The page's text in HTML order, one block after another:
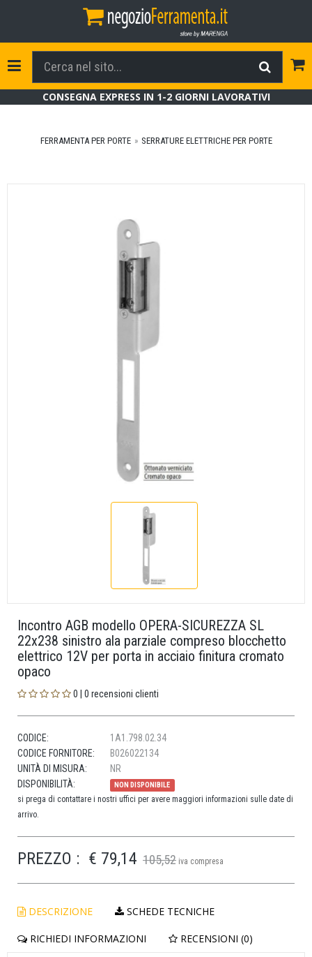
Toggle Navigation
CONSEGNA EXPRESS IN 1-2 GIORNI LAVORATIVI
FERRAMENTA PER PORTE SERRATURE ELETTRICHE PER PORTE
Incontro AGB modello OPERA-SICUREZZA SL
22x238 sinistro ala parziale compreso blocchetto
elettrico 12V per porta in acciaio finitura cromato
opaco
0 | 0 recensioni clienti
CODICE:
1A1.798.02.34
CODICE FORNITORE:
B026022134
UNITÀ DI MISURA:
NR
DISPONIBILITÀ:
NON DISPONIBILE
si prega di contattare i nostri uffici per avere maggiori informazioni sulle date di
arrivo.
PREZZO : € 79,14 105,52 iva compresa
DESCRIZIONE SCHEDE TECNICHE
RICHIEDI INFORMAZIONI RECENSIONI (0)